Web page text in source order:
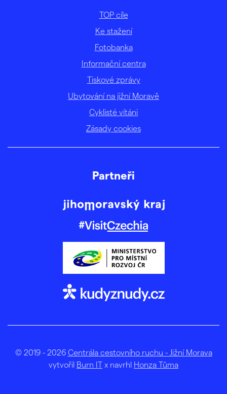
TOP cíle
Ke stažení
Fotobanka
Informační centra
Tiskové zprávy
Ubytování na jižní Moravě
Cyklisté vítáni
Zásady cookies
Partneři
© 2019 - 2026 Centrála cestovního ruchu - Jižní Morava
vytvořil Burn IT x navrhl Honza Tůma